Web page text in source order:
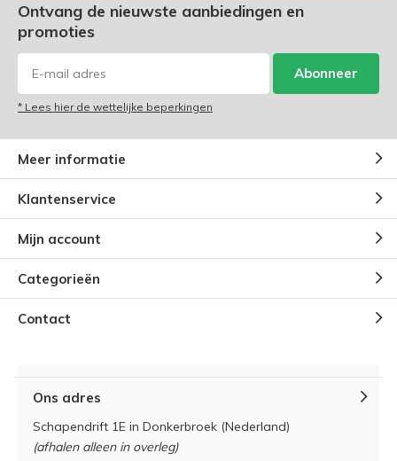
Ontvang de nieuwste aanbiedingen en
promoties
Abonneer
* Lees hier de wettelijke beperkingen
Meer informatie
Klantenservice
Mijn account
Categorieën
Contact
Ons adres
Schapendrift 1E in Donkerbroek (Nederland)
(afhalen alleen in overleg)